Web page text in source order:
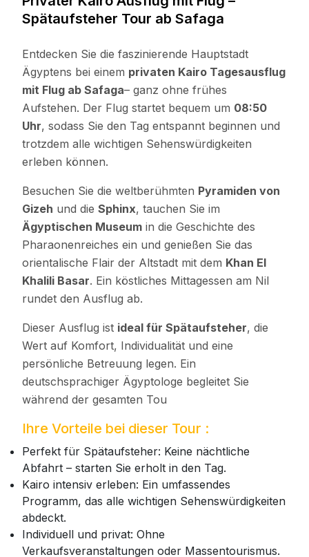
Spätaufsteher Tour ab Safaga
Entdecken Sie die faszinierende Hauptstadt
Ägyptens bei einem privaten Kairo Tagesausflug
mit Flug ab Safaga– ganz ohne frühes
Aufstehen. Der Flug startet bequem um 08:50
Uhr, sodass Sie den Tag entspannt beginnen und
trotzdem alle wichtigen Sehenswürdigkeiten
erleben können.
Besuchen Sie die weltberühmten Pyramiden von
Gizeh und die Sphinx, tauchen Sie im
Ägyptischen Museum in die Geschichte des
Pharaonenreiches ein und genießen Sie das
orientalische Flair der Altstadt mit dem Khan El
Khalili Basar. Ein köstliches Mittagessen am Nil
rundet den Ausflug ab.
Dieser Ausflug ist ideal für Spätaufsteher, die
Wert auf Komfort, Individualität und eine
persönliche Betreuung legen. Ein
deutschsprachiger Ägyptologe begleitet Sie
während der gesamten Tou
Ihre Vorteile bei dieser Tour :
Perfekt für Spätaufsteher: Keine nächtliche
Abfahrt – starten Sie erholt in den Tag.
Kairo intensiv erleben: Ein umfassendes
Programm, das alle wichtigen Sehenswürdigkeiten
abdeckt.
Individuell und privat: Ohne
Verkaufsveranstaltungen oder Massentourismus.